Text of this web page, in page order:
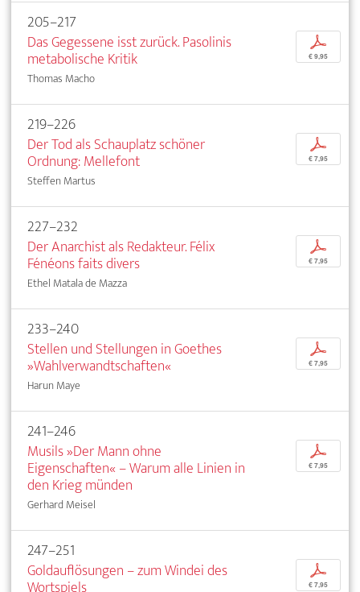
205–217
Das Gegessene isst zurück. Pasolinis
metabolische Kritik
Thomas Macho
p
€ 9,95
219–226
Der Tod als Schauplatz schöner
Ordnung: Mellefont
Steffen Martus
p
€ 7,95
227–232
Der Anarchist als Redakteur. Félix
Fénéons faits divers
Ethel Matala de Mazza
p
€ 7,95
233–240
Stellen und Stellungen in Goethes
»Wahlverwandtschaften«
Harun Maye
p
€ 7,95
241–246
Musils »Der Mann ohne
Eigenschaften« – Warum alle Linien in
den Krieg münden
Gerhard Meisel
p
€ 7,95
247–251
Goldauflösungen – zum Windei des
p
€ 7,95